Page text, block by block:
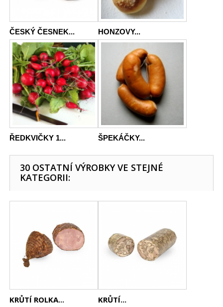
ČESKÝ ČESNEK... HONZOVY...
ŘEDKVIČKY 1... ŠPEKÁČKY...
30 OSTATNÍ VÝROBKY VE STEJNÉ
KATEGORII:
KRŮTÍ ROLKA... KRŮTÍ...